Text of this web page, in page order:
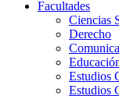
Facultades
Ciencias
Derecho
Estudios
Estudios